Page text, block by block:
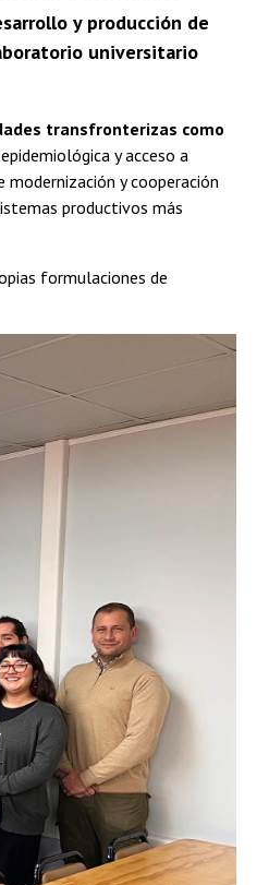
y producción de
universitario
transfronterizas como
y acceso a
y cooperación
productivos más
formulaciones de